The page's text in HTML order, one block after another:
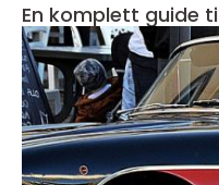
En komplett guide